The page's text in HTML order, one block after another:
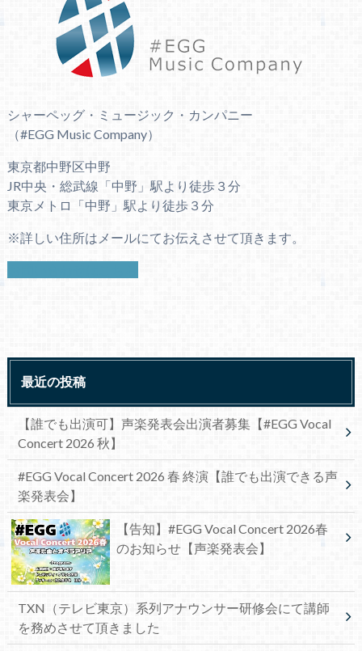
シャーペッグ・ミュージック・カンパニー
（#EGG Music Company）
東京都中野区中野
JR中央・総武線「中野」駅より徒歩３分
東京メトロ「中野」駅より徒歩３分
※詳しい住所はメールにてお伝えさせて頂きます。
最近の投稿
【誰でも出演可】声楽発表会出演者募集【#EGG Vocal
Concert 2026 秋】
#EGG Vocal Concert 2026 春 終演【誰でも出演できる声
楽発表会】
【告知】#EGG Vocal Concert 2026春
のお知らせ【声楽発表会】
TXN（テレビ東京）系列アナウンサー研修会にて講師
を務めさせて頂きました